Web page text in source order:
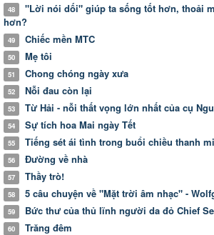
48 "Lời nói dối" giúp ta sống tốt hơn, thoải
hơn?
49 Chiếc mền MTC
50 Mẹ tôi
51 Chong chóng ngày xưa
52 Nỗi đau còn lại
53 Từ Hải - nỗi thất vọng lớn nhất của cụ
54 Sự tích hoa Mai ngày Tết
55 Tiếng sét ái tình trong buổi chiều thanh
56 Đường về nhà
57 Thầy trò!
58 5 câu chuyện về "Mặt trời âm nhạc" -
59 Bức thư của thủ lĩnh người da đỏ Chief
60 Trăng đêm